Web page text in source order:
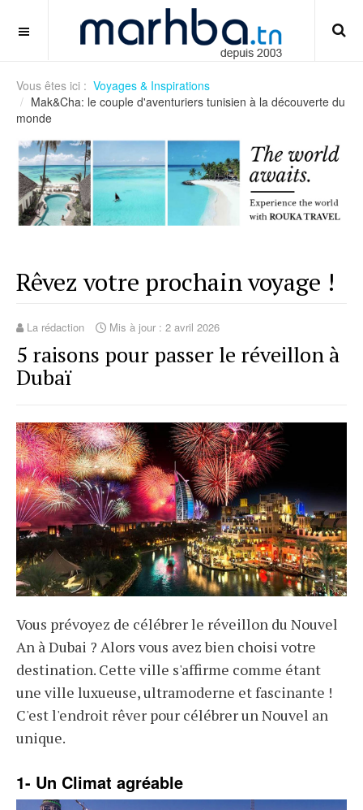
guide-memilih-market-handicap-asia
OFF CANVAS
Vous êtes ici : Voyages & Inspirations
Mak&Cha: le couple d'aventuriers tunisien à la découverte du
monde
Rêvez votre prochain voyage !
La rédaction Mis à jour : 2 avril 2026
5 raisons pour passer le réveillon à
Dubaï
Vous prévoyez de célébrer le réveillon du Nouvel
An à Dubai ? Alors vous avez bien choisi votre
destination. Cette ville s'affirme comme étant
une ville luxueuse, ultramoderne et fascinante !
C'est l'endroit rêver pour célébrer un Nouvel an
unique.
1- Un Climat agréable